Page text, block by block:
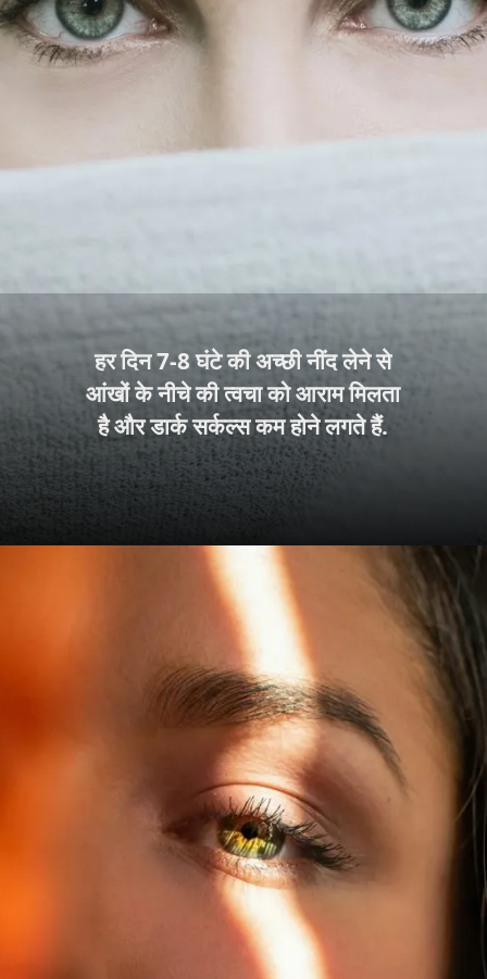
हर दिन 7-8 घंटे की अच्छी नींद लेने से
आंखों के नीचे की त्वचा को आराम मिलता